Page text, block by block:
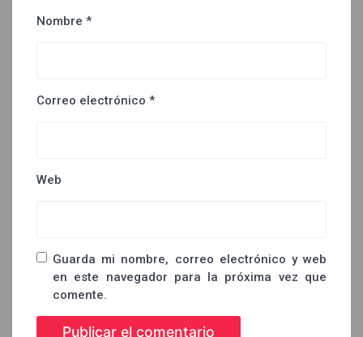
Nombre *
Correo electrónico *
Web
Guarda mi nombre, correo electrónico y web
en este navegador para la próxima vez que
comente.